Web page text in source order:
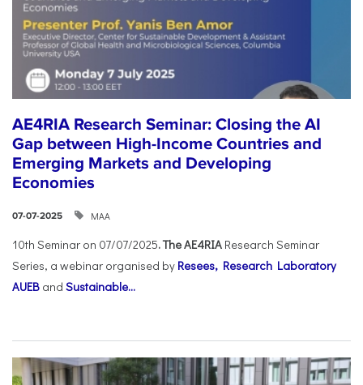
AE4RIA Research Seminar: Closing the AI
Gap between High-Income Countries and
Emerging Markets and Developing
Economies
07-07-2025 ΜΑΑ
10th Seminar on 07/07/2025. The AE4RIA Research Seminar
Series, a webinar organised by Resees, Research Laboratory
AUEB and Sustainable...